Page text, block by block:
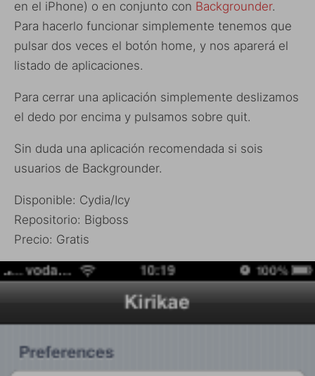
en el iPhone) o en conjunto con Backgrounder.
Para hacerlo funcionar simplemente tenemos que
pulsar dos veces el botón home, y nos aparerá el
listado de aplicaciones.
Para cerrar una aplicación simplemente deslizamos
el dedo por encima y pulsamos sobre quit.
Sin duda una aplicación recomendada si sois
usuarios de Backgrounder.
Disponible: Cydia/Icy
Repositorio: Bigboss
Precio: Gratis